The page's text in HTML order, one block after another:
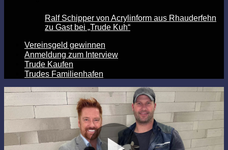
Ralf Schipper von Acrylinform aus Rhauderfehn
zu Gast bei „Trude Kuh“
Vereinsgeld gewinnen
Anmeldung zum Interview
Trude Kaufen
Trudes Familienhafen